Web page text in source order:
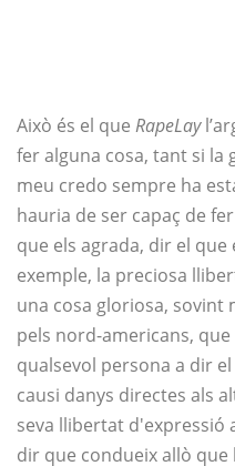
Això és el que RapeLay
fer alguna cosa, tant si la
meu credo sempre ha
hauria de ser capaç de
que els agrada, dir el
exemple, la preciosa
una cosa gloriosa, sovint
pels nord-americans,
qualsevol persona a dir
causi danys directes als
seva llibertat d'expressió
dir que condueix allò que